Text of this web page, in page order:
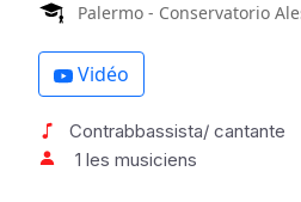
Palermo - Conservatorio
Vidéo
Contrabbassista/ cantante
1 les musiciens